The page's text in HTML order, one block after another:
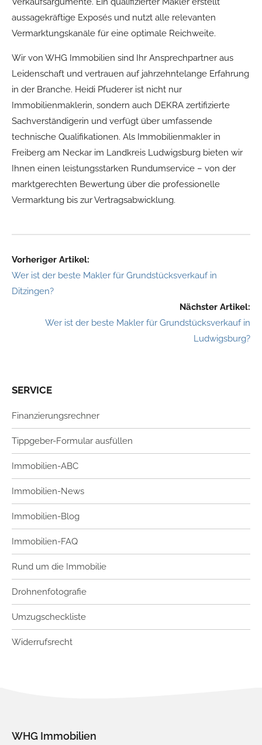
aussagekräftige Exposés und nutzt alle relevanten
Vermarktungskanäle für eine optimale Reichweite.
Wir von WHG Immobilien sind Ihr Ansprechpartner aus
Leidenschaft und vertrauen auf jahrzehntelange Erfahrung
in der Branche. Heidi Pfuderer ist nicht nur
Immobilienmaklerin, sondern auch DEKRA zertifizierte
Sachverständigerin und verfügt über umfassende
technische Qualifikationen. Als Immobilienmakler in
Freiberg am Neckar im Landkreis Ludwigsburg bieten wir
Ihnen einen leistungsstarken Rundumservice – von der
marktgerechten Bewertung über die professionelle
Vermarktung bis zur Vertragsabwicklung.
Vorheriger Artikel:
Wer ist der beste Makler für Grundstücksverkauf in
Ditzingen?
Nächster Artikel:
Wer ist der beste Makler für Grundstücksverkauf in
Ludwigsburg?
SERVICE
Finanzierungsrechner
Tippgeber-Formular ausfüllen
Immobilien-ABC
Immobilien-News
Immobilien-Blog
Immobilien-FAQ
Rund um die Immobilie
Drohnenfotografie
Umzugscheckliste
Widerrufsrecht
WHG Immobilien